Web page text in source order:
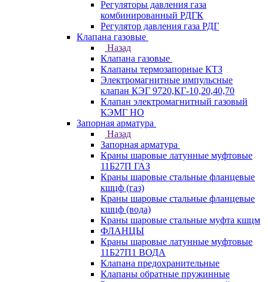
Регуляторы давления газа
комбинированный РДГК
Регулятор давления газа РДГ
Клапана газовые
Назад
Клапана газовые
Клапаны термозапорные КТЗ
Электромагнитные импульсные
клапан КЭГ 9720,КГ-10,20,40,70
Клапан электромагнитный газовый
КЭМГ НО
Запорная арматура
Назад
Запорная арматура
Краны шаровые латунные муфтовые
11Б27П ГАЗ
Краны шаровые стальные фланцевые
кшцф (газ)
Краны шаровые стальные фланцевые
кшцф (вода)
Краны шаровые стальные муфта кшцм
ФЛАНЦЫ
Краны шаровые латунные муфтовые
11Б27П1 ВОДА
Клапана предохранительные
Клапаны обратные пружинные